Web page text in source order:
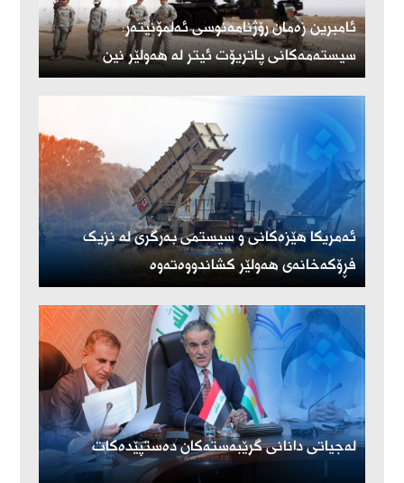
ئامبرین زەمان رۆژنامەنوسی ئەلمۆنیتەر:
سیستەمەکانی پاتریۆت ئیتر لە هەولێر نین
ئەمریكا هێزەكانی و سیستمی بەرگری لە نزیک
فڕۆكەخانەی هەولێر كشاندووەتەوە
لەجیاتی دانانی گرێبەستەکان دەستپێدەکات